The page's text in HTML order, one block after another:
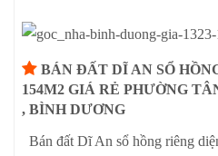
BÁN ĐẤT DĨ AN SỔ
154M2 GIÁ RẺ PHƯỜNG
, BÌNH DƯƠNG
Bán đất Dĩ An sổ hồng riêng